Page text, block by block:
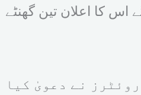
کا اعلان تین گھنٹے
نے دعویٰ کیا